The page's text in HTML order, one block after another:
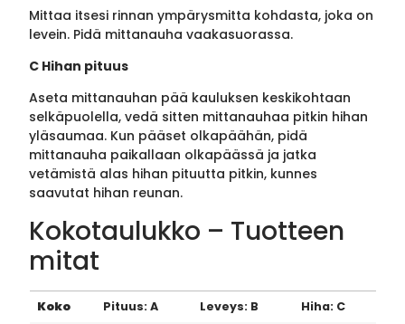
Mittaa itsesi rinnan ympärysmitta kohdasta, joka on
levein. Pidä mittanauha vaakasuorassa.
C Hihan pituus
Aseta mittanauhan pää kauluksen keskikohtaan
selkäpuolella, vedä sitten mittanauhaa pitkin hihan
yläsaumaa. Kun pääset olkapäähän, pidä
mittanauha paikallaan olkapäässä ja jatka
vetämistä alas hihan pituutta pitkin, kunnes
saavutat hihan reunan.
Kokotaulukko – Tuotteen
mitat
Koko Pituus: A Leveys: B Hiha: C